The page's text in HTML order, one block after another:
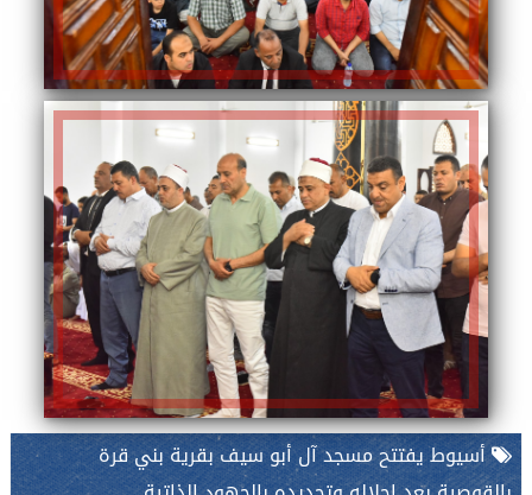
أسيوط يفتتح مسجد آل أبو سيف بقرية بني قرة